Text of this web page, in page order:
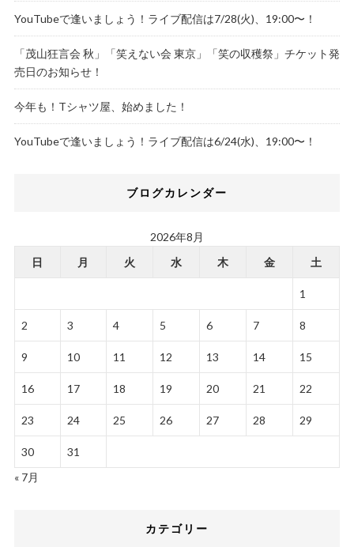
YouTubeで逢いましょう！ライブ配信は7/28(火)、19:00〜！
「茂山狂言会 秋」「笑えない会 東京」「笑の収穫祭」チケット発
売日のお知らせ！
今年も！Tシャツ屋、始めました！
YouTubeで逢いましょう！ライブ配信は6/24(水)、19:00〜！
ブログカレンダー
2026年8月
日
月 火 水 木 金 土
1
2 3 4 5 6 7 8
9 10 11 12 13 14 15
16 17 18 19 20 21 22
23 24 25 26 27 28 29
30
31
« 7月
カテゴリー